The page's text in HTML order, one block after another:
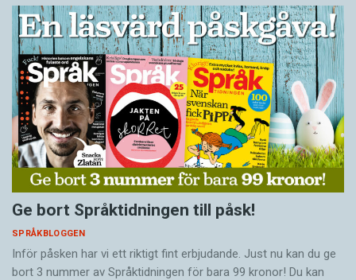
Ge bort Språktidningen till påsk!
SPRÅKBLOGGEN
Inför påsken har vi ett riktigt fint erbjudande. Just nu kan du ge
bort 3 nummer av Språktidningen för bara 99 kronor! Du kan